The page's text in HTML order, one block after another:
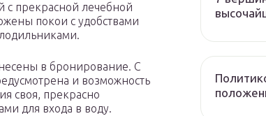
с прекрасной лечебной
покои с удобствами
в бронирование. С
и возможность
своя, прекрасно
для входа в воду.